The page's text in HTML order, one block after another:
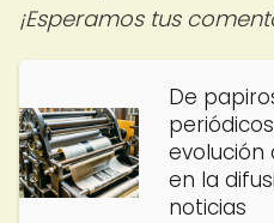
¡Esperamos tus
De
evolución
en la
noticias